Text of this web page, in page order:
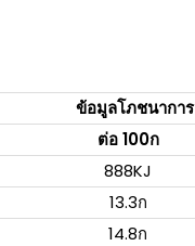
ข้อมูลโภชนาการ
ต่อ 100ก
888KJ
13.3ก
14.8ก